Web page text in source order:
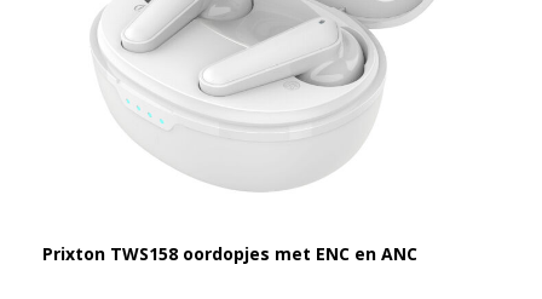
Prixton TWS158 oordopjes met ENC en ANC